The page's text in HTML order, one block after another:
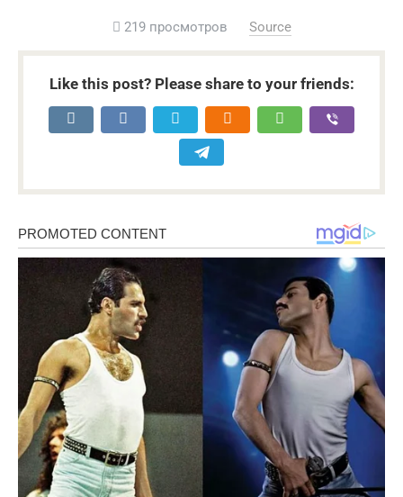
219 просмотров Source
Like this post? Please share to your friends: